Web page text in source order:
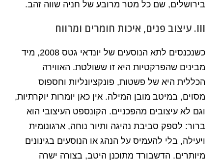
בירושלים, שם כל מטר מרובע של חניה שווה זהב.
III. עיצוב פנים, איכות חומרים ומרווח
כשנכנסים לתא הנוסעים של יונדאי גטס 2008, מיד
מבינים שהפרקטיות היא זו ששולטת. האווירה
הכללית היא של פשטות, פונקציונליות וחספוס
מסוים, במיטב מובן המילה. אין כאן יומרות יוקרתיות,
וגם לא עיצובים מהפכניים. הקונספט העיצובי הוא
ברור: לספק סביבת נהיגה ותיור נוחה, ארגונומית
ויעילה, בלי להעמיס על הנהג או הנוסעים בגינונים
מיותרים. הדשבורד מתוכנן היטב, בצורה ישרה